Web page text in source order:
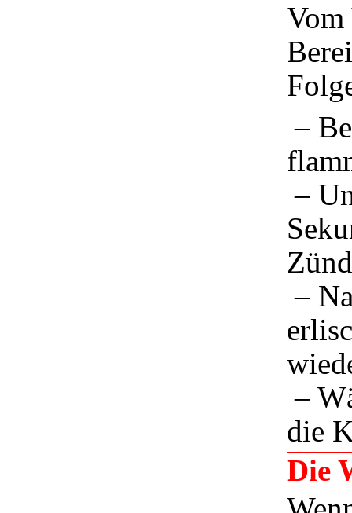
–
–
–
–
die
Die